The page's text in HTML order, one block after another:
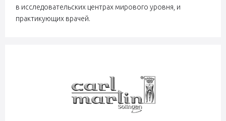
в исследовательских центрах мирового уровня, и
практикующих врачей.